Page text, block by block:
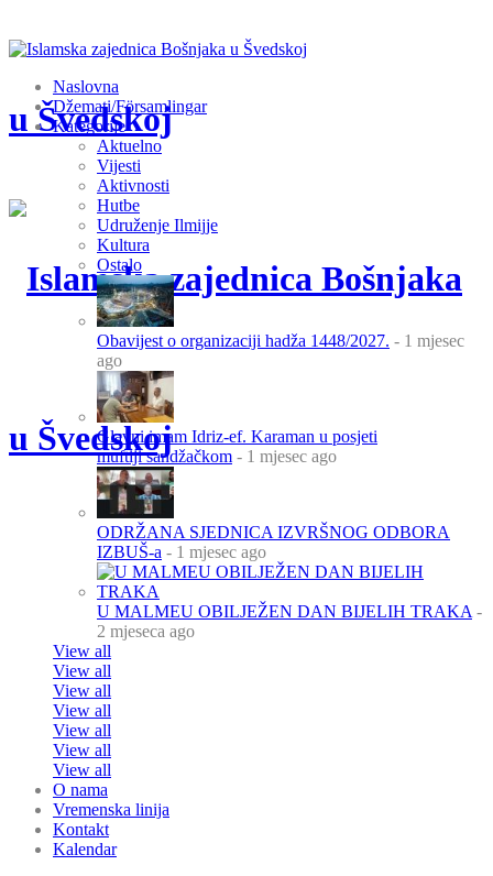
Naslovna
Džemati/Församlingar
Kategorije
Aktuelno
Vijesti
Aktivnosti
Hutbe
Udruženje Ilmijje
Kultura
Ostalo
Obavijest o organizaciji hadža 1448/2027. - 1 mjesec
ago
Glavni imam Idriz-ef. Karaman u posjeti
muftiji sandžačkom - 1 mjesec ago
ODRŽANA SJEDNICA IZVRŠNOG ODBORA
IZBUŠ-a - 1 mjesec ago
U MALMEU OBILJEŽEN DAN BIJELIH TRAKA-
2 mjeseca ago
View all
View all
View all
View all
View all
View all
View all
O nama
Vremenska linija
Kontakt
Kalendar